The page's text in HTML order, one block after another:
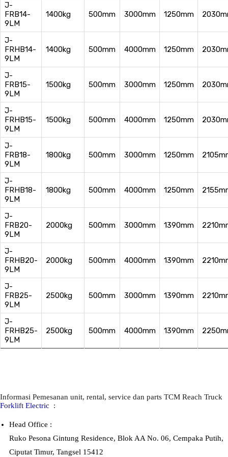
J-
FRB14-
9LM
1400kg 500mm 3000mm 1250mm
J-
FRHB14-
9LM
1400kg 500mm 4000mm 1250mm
J-
FRB15-
9LM
1500kg 500mm 3000mm 1250mm
J-
FRHB15-
9LM
1500kg 500mm 4000mm 1250mm
J-
FRB18-
9LM
1800kg 500mm 3000mm 1250mm
J-
FRHB18-
9LM
1800kg 500mm 4000mm 1250mm
J-
FRB20-
9LM
2000kg 500mm 3000mm 1390mm
J-
FRHB20-
9LM
2000kg 500mm 4000mm 1390mm
J-
FRB25-
9LM
2500kg 500mm 3000mm 1390mm
J-
FRHB25-
9LM
2500kg 500mm 4000mm 1390mm
Informasi Pemesanan unit, rental, service dan parts TCM Reach Truck
Forklift Electric
:
Head Office :
Ruko Pesona Gintung Residence, Blok AA No. 06, Cempaka Putih,
Ciputat Timur, Tangsel 15412